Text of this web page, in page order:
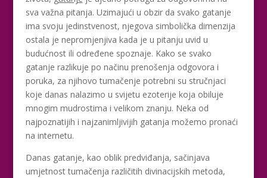
sva važna pitanja. Uzimajući u obzir da svako gatanje
ima svoju jedinstvenost, njegova simbolička dimenzija
ostala je nepromjenjiva kada je u pitanju uvid u
budućnost ili određene spoznaje. Kako se svako
gatanje razlikuje po načinu prenošenja odgovora i
poruka, za njihovo tumačenje potrebni su stručnjaci
koje danas nalazimo u svijetu ezoterije koja obiluje
mnogim mudrostima i velikom znanju. Neka od
najpoznatijih i najzanimljivijih gatanja možemo pronaći
na internetu.
Danas gatanje, kao oblik predviđanja, sačinjava
umjetnost tumačenja različitih divinacijskih metoda,